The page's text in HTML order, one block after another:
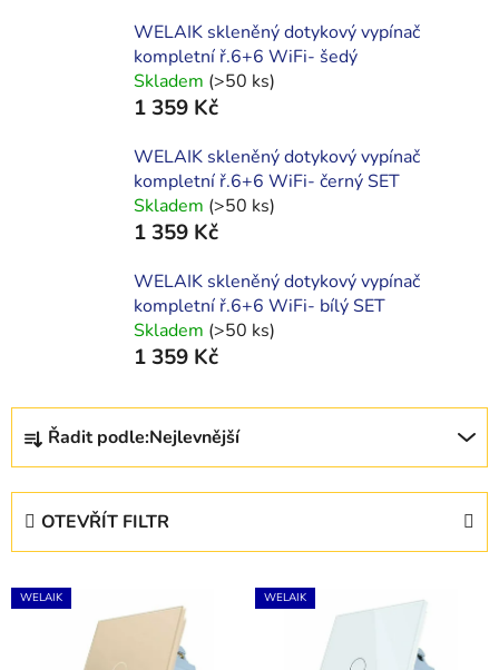
WELAIK skleněný dotykový vypínač
kompletní ř.6+6 WiFi- šedý
Skladem (>50 ks)
1 359 Kč
WELAIK skleněný dotykový vypínač
kompletní ř.6+6 WiFi- černý SET
Skladem (>50 ks)
1 359 Kč
WELAIK skleněný dotykový vypínač
kompletní ř.6+6 WiFi- bílý SET
Skladem (>50 ks)
1 359 Kč
Ř
z
p
Řadit podle:Nejlevnější
OTEVŘÍT FILTR
V
ý
WELAIK WELAIK